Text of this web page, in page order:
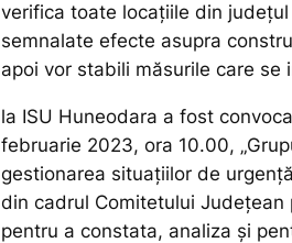
verifica toate locațiile din
semnalate efecte asupra
apoi vor stabili măsurile care se
la ISU Huneodara a fost
februarie 2023, ora 10.00,
gestionarea situațiilor de
din cadrul Comitetului
pentru a constata, analiza și